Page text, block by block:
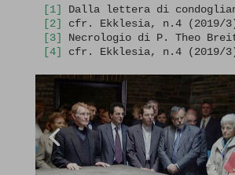
[1]
[2]
[3]
[4]
cfr. Ekklesia, n.4 (2019/